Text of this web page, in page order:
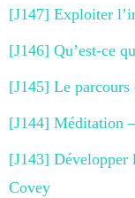
[J147] Exploiter
[J146] Qu’est-ce
[J145] Le parcours
[J144] Méditation
[J143] Développer
Covey